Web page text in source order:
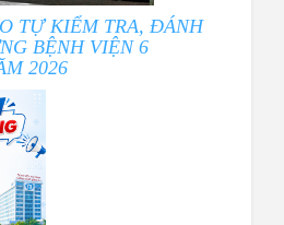
TỰ KIỂM TRA, ĐÁNH
BỆNH VIỆN 6
2026